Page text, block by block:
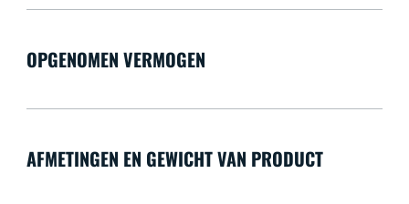
OPGENOMEN VERMOGEN
AFMETINGEN EN GEWICHT VAN PRODUCT